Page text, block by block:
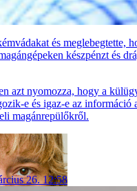
és meglebegtette,
készpénzt és
azt nyomozza, hogy a
e és igaz-e az információ
magánrepülőkről.
26. 12:58